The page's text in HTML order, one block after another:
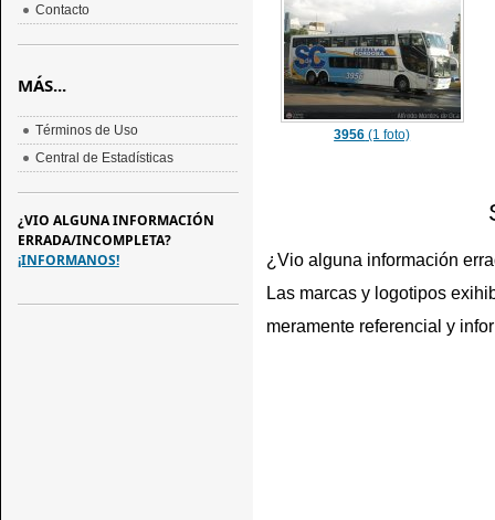
3956 (1 foto)
¿Vio alguna información
Las marcas y logotipos
meramente referencial y
Contacto
MÁS...
Términos de Uso
Central de Estadísticas
¿VIO ALGUNA INFORMACIÓN
ERRADA/INCOMPLETA?
¡INFORMANOS!